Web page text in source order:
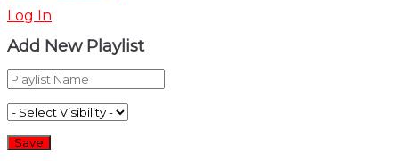
Log In
Add New Playlist